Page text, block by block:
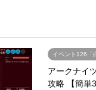
イベント126「
アークナイ
攻略 【簡単